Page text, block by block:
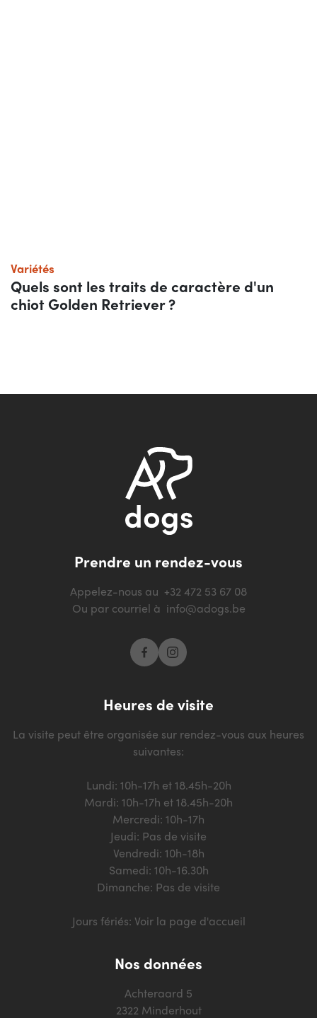
Variétés
Quels sont les traits de caractère d'un
chiot Golden Retriever ?
Prendre un rendez-vous
Appelez-nous au +32 472 53 67 08
Ou par courriel à info@adogs.be
Heures de visite
La visite peut être organisée sur rendez-vous aux heures
suivantes:
Lundi: 10h-17h et 18.45h-20h
Mardi: 10h-17h et 18.45h-20h
Mercredi: 10h-17h
Jeudi: Pas de visite
Vendredi: 10h-18h
Samedi: 10h-16.30h
Dimanche: Pas de visite
Jours fériés: Voir la page d'accueil
Nos données
Achteraard 5
2322 Minderhout